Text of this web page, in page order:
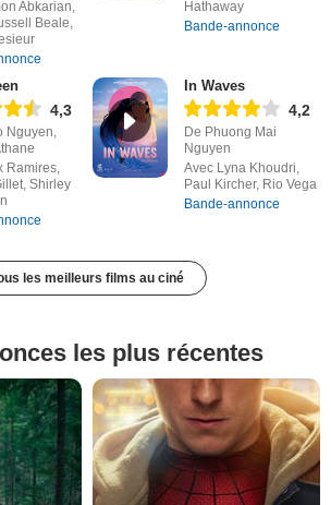
Abkarian,
Beale,
Hathaway
Bande-annonce
4,3
Nguyen,
Ramires,
Shirley
In Waves
4,2
De Phuong Mai
Nguyen
Avec Lyna Khoudri,
Paul Kircher, Rio Vega
Bande-annonce
les meilleurs films au ciné
les plus récentes